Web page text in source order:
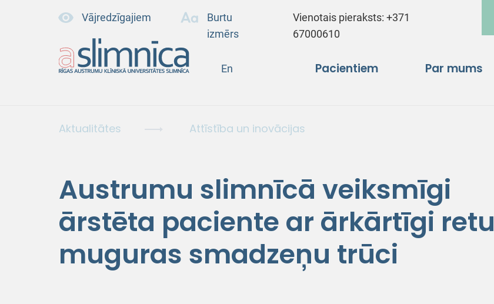
Vājredzīgajiem
Burtu
izmērs
Vienotais pieraksts:+371
67000610
En Pacientiem Par mums
Aktualitātes Attīstība un inovācijas
Austrumu slimnīcā veiksmīgi
ārstēta paciente ar ārkārtīgi retu
muguras smadzeņu trūci